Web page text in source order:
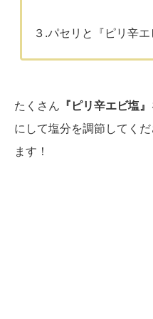
３.パセリと『ピリ辛
たくさん 『ピリ辛エビ塩』
にして塩分を調節してく
ます！